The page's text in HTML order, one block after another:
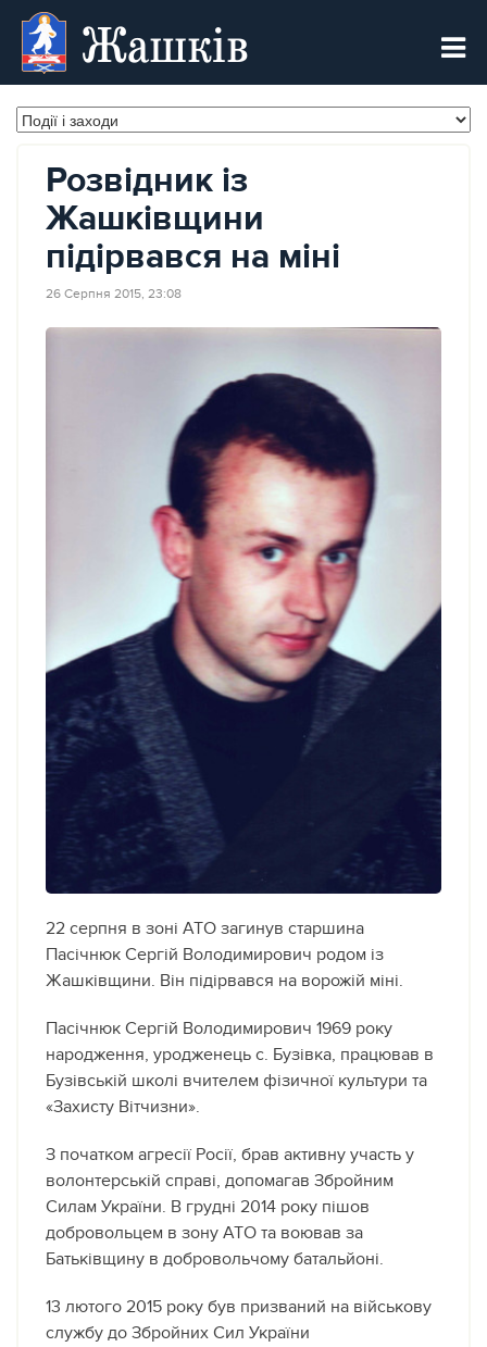
Жашків
Розвідник із
Жашківщини
підірвався на міні
26 Серпня 2015, 23:08
22 серпня в зоні АТО загинув старшина
Пасічнюк Сергій Володимирович родом із
Жашківщини. Він підірвався на ворожій міні.
Пасічнюк Сергій Володимирович 1969 року
народження, уродженець с. Бузівка, працював в
Бузівській школі вчителем фізичної культури та
«Захисту Вітчизни».
З початком агресії Росії, брав активну участь у
волонтерській справі, допомагав Збройним
Силам України. В грудні 2014 року пішов
добровольцем в зону АТО та воював за
Батьківщину в добровольчому батальйоні.
13 лютого 2015 року був призваний на військову
службу до Збройних Сил України